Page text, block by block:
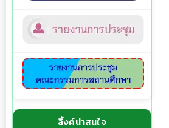
ลิ้งค์น่าสนใจ